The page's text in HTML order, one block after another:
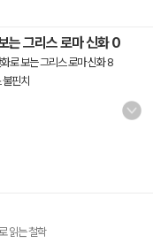
는 그리스 로마 신화 0
로 보는 그리스 로마 신화 8
핀치
읽는 철학